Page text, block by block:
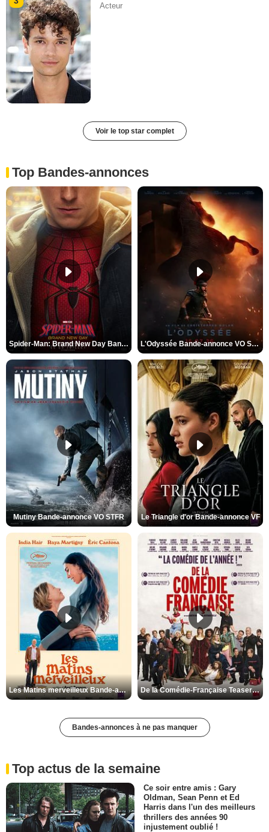
Acteur
Voir le top star complet
Top Bandes-annonces
Spider-Man: Brand New Day Bande-annonce VO STFR L'Odyssée Bande-annonce VO STFR
Mutiny Bande-annonce VO STFR Le Triangle d'or Bande-annonce VF
Les Matins merveilleux Bande-annonce VF De la Comédie-Française Teaser VF
Bandes-annonces à ne pas manquer
Top actus de la semaine
Ce soir entre amis : Gary
Oldman, Sean Penn et Ed
Harris dans l'un des meilleurs
thrillers des années 90
injustement oublié !